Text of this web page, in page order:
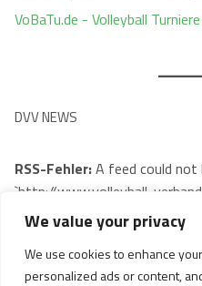
We value your privacy
We use cookies to enhance
personalized ads or content,
VoBaTu.de - Volleyball Turniere
DVV NEWS
RSS-Fehler:A feed could
`http://www.volleyball-
status code is `404` and
charset=utf-8`